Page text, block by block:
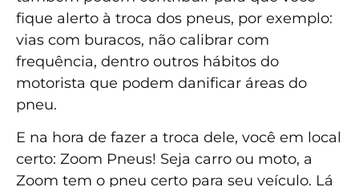
fique alerto à troca dos pneus, por exemplo:
vias com buracos, não calibrar com
frequência, dentro outros hábitos do
motorista que podem danificar áreas do
pneu.
E na hora de fazer a troca dele, você em local
certo: Zoom Pneus! Seja carro ou moto, a
Zoom tem o pneu certo para seu veículo. Lá